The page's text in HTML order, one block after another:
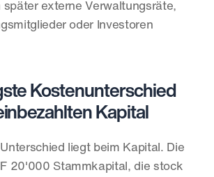
später externe Verwaltungsräte,
oder Investoren
Kostenunterschied
Kapital
liegt beim Kapital. Die
20'000 Stammkapital, die stock